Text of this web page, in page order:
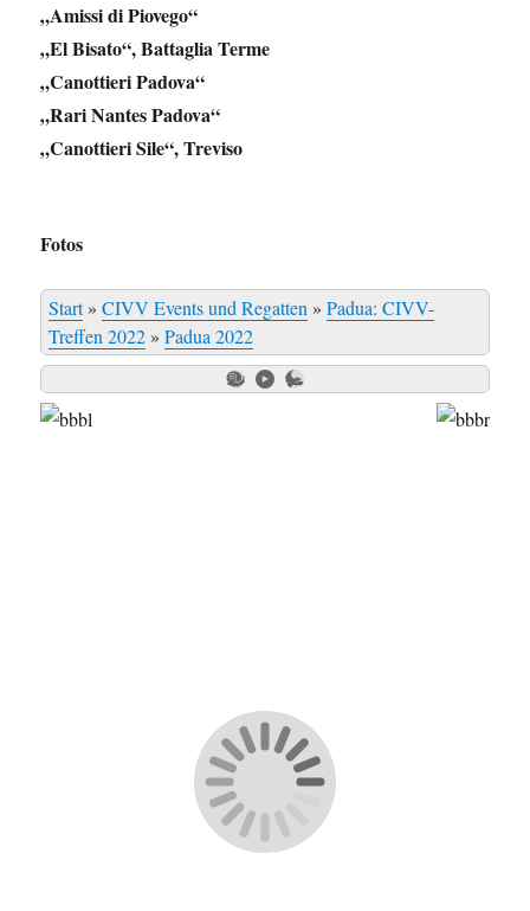
„Amissi di Piovego“
„El Bisato“, Battaglia Terme
„Canottieri Padova“
„Rari Nantes Padova“
„Canottieri Sile“, Treviso
Fotos
Start»CIVV Events und Regatten »Padua: CIVV-
Treffen 2022»Padua 2022